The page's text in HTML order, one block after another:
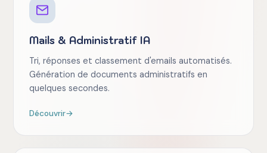
Mails & Administratif IA
Tri, réponses et classement d'emails automatisés.
Génération de documents administratifs en
quelques secondes.
Découvrir→